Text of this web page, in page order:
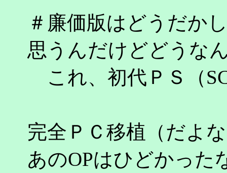
＃廉価版はどうだか
思うんだけどどうな
これ、初代ＰＳ（
完全ＰＣ移植（だよ
あのOPはひどかった